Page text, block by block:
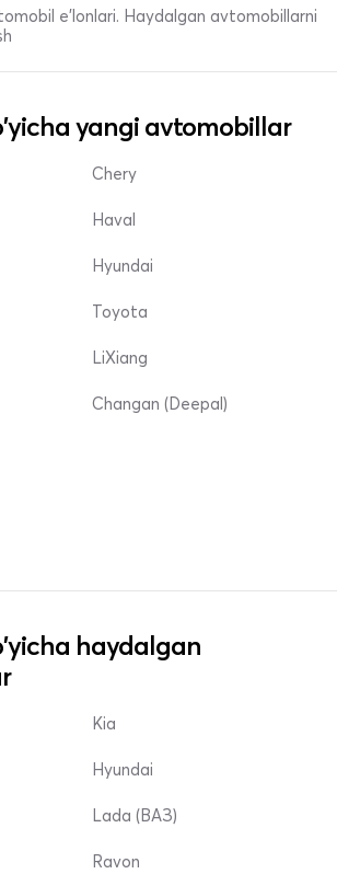
e’lonlari. Haydalgan avtomobillarni
yangi avtomobillar
Chery
Haval
Hyundai
Toyota
LiXiang
Changan (Deepal)
haydalgan
Kia
Hyundai
Lada (ВАЗ)
Ravon